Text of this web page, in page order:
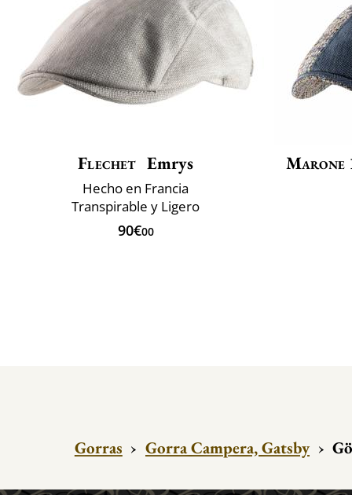
Flechet Emrys
Hecho en Francia
Transpirable y Ligero
90€00
Marone
Gorras › Gorra Campera, Gatsby ›